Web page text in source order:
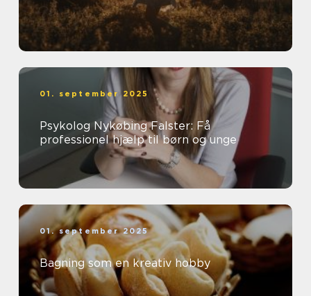
01. september 2025
Psykolog Nykøbing Falster: Få
professionel hjælp til børn og unge
01. september 2025
Bagning som en kreativ hobby